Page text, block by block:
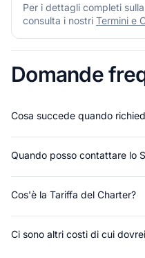
Per i dettagli completi
consulta i nostri Termini e
Domande
Cosa succede quando
Quando posso contattare lo
Cos'è la Tariffa del Charter?
Ci sono altri costi di cui